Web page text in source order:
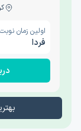
اولین زمان
فردا